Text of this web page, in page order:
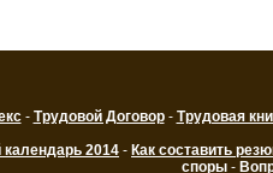
- Трудовой Договор- Трудовая
2014 - Как составить
споры -